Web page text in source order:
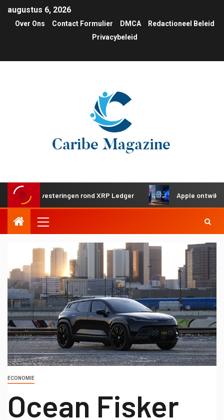
augustus 6, 2026
Over Ons Contact Formulier DMCA
Redactioneel Beleid
Privacybeleid
investeringen rond XRP Ledger Apple ontwikkelt
ECONOMIE
Ocean Fisker